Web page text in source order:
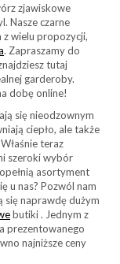
zjawiskowe
Nasze czarne
wielu propozycji,
. Zapraszamy do
tutaj
garderoby.
dobę online!
się nieodzownym
ciepło, ale także
teraz
szeroki wybór
asortyment
u nas? Pozwól nam
się naprawdę dużym
butiki . Jednym z
prezentowanego
najniższe ceny